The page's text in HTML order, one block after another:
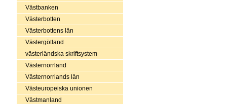
Västbanken
Västerbotten
Västerbottens län
Västergötland
västerländska skriftsystem
Västernorrland
Västernorrlands län
Västeuropeiska unionen
Västmanland